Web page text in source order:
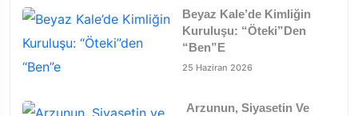
Beyaz Kale’de Kimliğin
Kuruluşu: “Öteki”den
“Ben”e
25 Haziran 2026
Arzunun, Siyasetin Ve